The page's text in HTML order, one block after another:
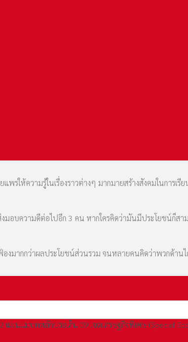
ให้ความรู้ในเรื่องราวต่างๆ มากมายสร้างสังคมในการเ
มอบความดีต่อไปอีก 3 คน หากใครคิดว่ามันมีประโยชน์ก็สา
มากกว่าผลประโยชน์ส่วนรวม จนหลายคนคิดว่าพวกด้าน
ผนแม่บทหลักประเด็น 09 เขตเศรษฐกิจพิเศษ (Special